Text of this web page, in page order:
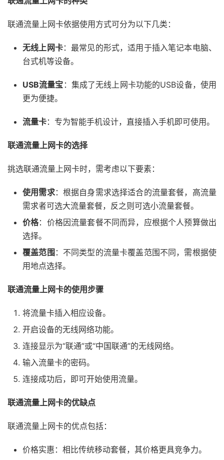
联通流量上网卡依据使用方式可分为以下几类：
无线上网卡：最常见的形式，适用于插入笔记本电脑、
台式机等设备。
USB流量宝 ：集成了无线上网卡功能的USB设备，使用
更为便捷。
流量卡：专为智能手机设计，直接插入手机即可使用。
联通流量上网卡的选择
挑选联通流量上网卡时，需考虑以下要素：
使用需求：根据自身需求选择适合的流量套餐，高流量
需求者可选大流量套餐，反之则可选小流量套餐。
价格：价格因流量套餐不同而异，应根据个人预算做出
选择。
覆盖范围 ：不同类型的流量卡覆盖范围不同，需根据使
用地点选择。
联通流量上网卡的使用步骤
将流量卡插入相应设备。
开启设备的无线网络功能。
连接显示为“联通”或“中国联通”的无线网络。
输入流量卡的密码。
连接成功后，即可开始使用流量。
联通流量上网卡的优缺点
联通流量上网卡的优点包括：
价格实惠：相比传统移动套餐，其价格更具竞争力。